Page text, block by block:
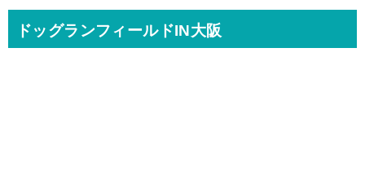
ドッグランフィールドIN大阪